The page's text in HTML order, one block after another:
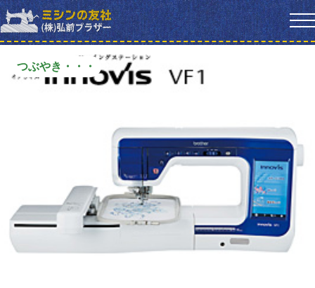
つぶやき・・・